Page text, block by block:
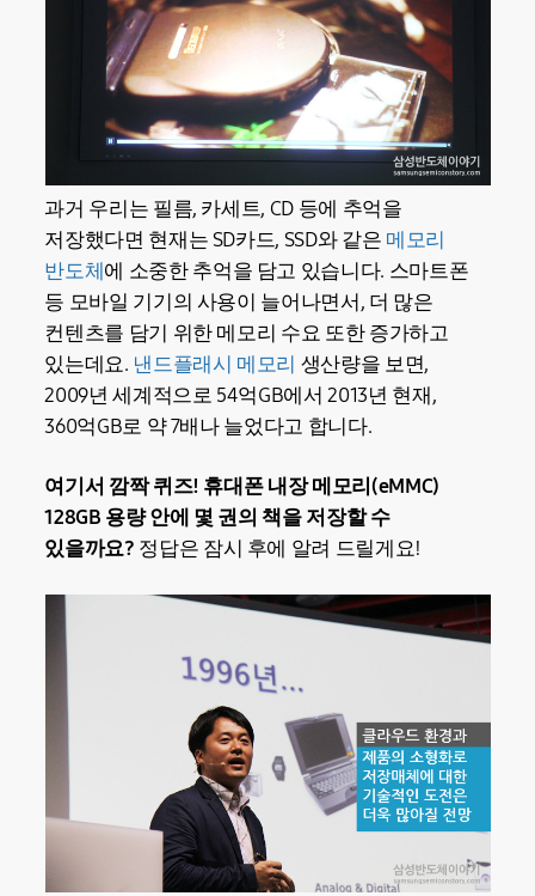
과거 우리는 필름, 카세트, CD 등에 추억을
저장했다면 현재는 SD카드, SSD와 같은 메모리
반도체에 소중한 추억을 담고 있습니다. 스마트폰
등 모바일 기기의 사용이 늘어나면서, 더 많은
컨텐츠를 담기 위한 메모리 수요 또한 증가하고
있는데요. 낸드플래시 메모리 생산량을 보면,
2009년 세계적으로 54억GB에서 2013년 현재,
360억GB로 약 7배나 늘었다고 합니다.
여기서 깜짝 퀴즈! 휴대폰 내장 메모리(eMMC)
128GB 용량 안에 몇 권의 책을 저장할 수
있을까요? 정답은 잠시 후에 알려 드릴게요!